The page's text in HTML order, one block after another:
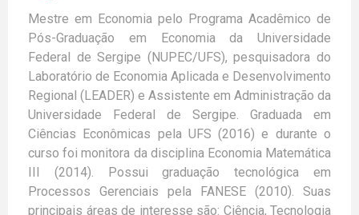
Felipe Mascarenhas Couto
José Heleno Alves da Silva
Libânia Araújo Silva
Lindomayara França Ferreira
Lizandra Duarte da Silva
Olga Hianni Portugal Vieira
Alessandro Augusto Costa Xavier
Alexandre Pedro Moreira
Daniel Santos da Silva
Gustavo Conceição Santos
Jessycka Portela de Brito
Mestre em Economia pelo Programa Acadêmico de
Pós-Graduação em Economia da Universidade
Federal de Sergipe (NUPEC/UFS), pesquisadora do
Laboratório de Economia Aplicada e Desenvolvimento
Regional (LEADER) e Assistente em Administração da
Universidade Federal de Sergipe. Graduada em
Ciências Econômicas pela UFS (2016) e durante o
curso foi monitora da disciplina Economia Matemática
III (2014). Possui graduação tecnológica em
Processos Gerenciais pela FANESE (2010). Suas
principais áreas de interesse são: Ciência, Tecnologia